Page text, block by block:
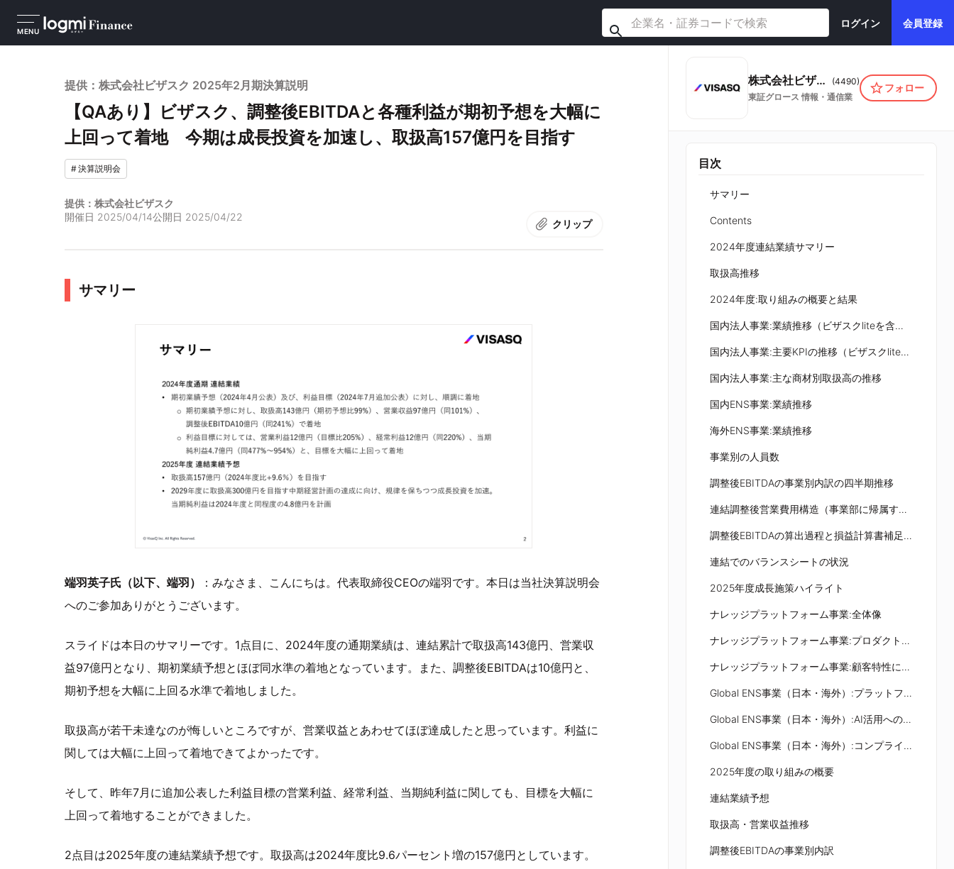
MENU
ログイン 会員登録
提供：株式会社ビザスク 2025年2月期決算説明
【QAあり】ビザスク、調整後EBITDAと各種利益が期初予想を大幅に
上回って着地 今期は成長投資を加速し、取扱高157億円を目指す
#決算説明会
提供：株式会社ビザスク
開催日 2025/04/14公開日 2025/04/22
クリップ
サマリー
端羽英子氏（以下、端羽）
：みなさま、こんにちは。代表取締役CEOの端羽です。本日は当社決算説明会
へのご参加ありがとうございます。
スライドは本日のサマリーです。1点目に、2024年度の通期業績は、連結累計で取扱高143億円、営業収
益97億円となり、期初業績予想とほぼ同水準の着地となっています。また、調整後EBITDAは10億円と、
期初予想を大幅に上回る水準で着地しました。
取扱高が若干未達なのが悔しいところですが、営業収益とあわせてほぼ達成したと思っています。利益に
関しては大幅に上回って着地できてよかったです。
そして、昨年7月に追加公表した利益目標の営業利益、経常利益、当期純利益に関しても、目標を大幅に
上回って着地することができました。
2点目は2025年度の連結業績予想です。取扱高は2024年度比9.6パーセント増の157億円としています。
株式会社ビザスク (4490)
東証グロース 情報・通信業
フォロー
目次
サマリー
Contents
2024年度連結業績サマリー
取扱高推移
2024年度:取り組みの概要と結果
国内法人事業:業績推移（ビザスクliteを含む）
国内法人事業:主要KPIの推移（ビザスクliteを除く）
国内法人事業:主な商材別取扱高の推移
国内ENS事業:業績推移
海外ENS事業:業績推移
事業別の人員数
調整後EBITDAの事業別内訳の四半期推移
連結調整後営業費用構造（事業部に帰属するコストと人件費除く）
調整後EBITDAの算出過程と損益計算書補足説明
連結でのバランスシートの状況
2025年度成長施策ハイライト
ナレッジプラットフォーム事業:全体像
ナレッジプラットフォーム事業:プロダクト開発
ナレッジプラットフォーム事業:顧客特性に応じた営業体制
Global ENS事業（日本・海外）:プラットフォーム開発
Global ENS事業（日本・海外）:AI活用への投資
Global ENS事業（日本・海外）:コンプライアンス強化
2025年度の取り組みの概要
連結業績予想
取扱高・営業収益推移
調整後EBITDAの事業別内訳